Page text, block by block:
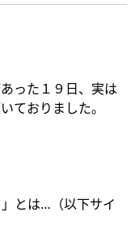
った１９日、実は
ておりました。
」とは…（以下サイ